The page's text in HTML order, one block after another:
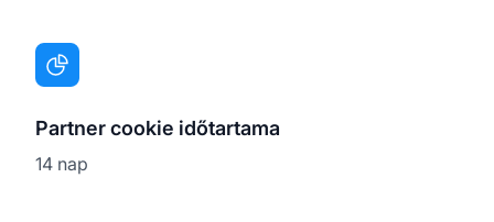
Partner cookie időtartama
14 nap